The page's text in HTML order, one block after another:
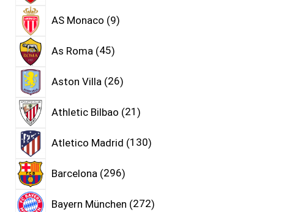
AS Monaco 9
As Roma 45
Aston Villa 26
Athletic Bilbao 21
Atletico Madrid 130
Barcelona 296
Bayern München 272